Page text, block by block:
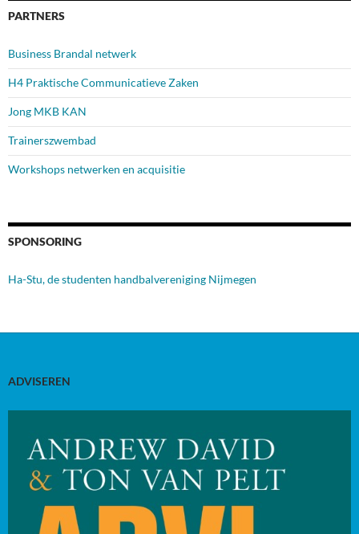
PARTNERS
Business Brandal netwerk
H4 Praktische Communicatieve Zaken
Jong MKB KAN
Trainerszwembad
Workshops netwerken en acquisitie
SPONSORING
Ha-Stu, de studenten handbalvereniging Nijmegen
ADVISEREN